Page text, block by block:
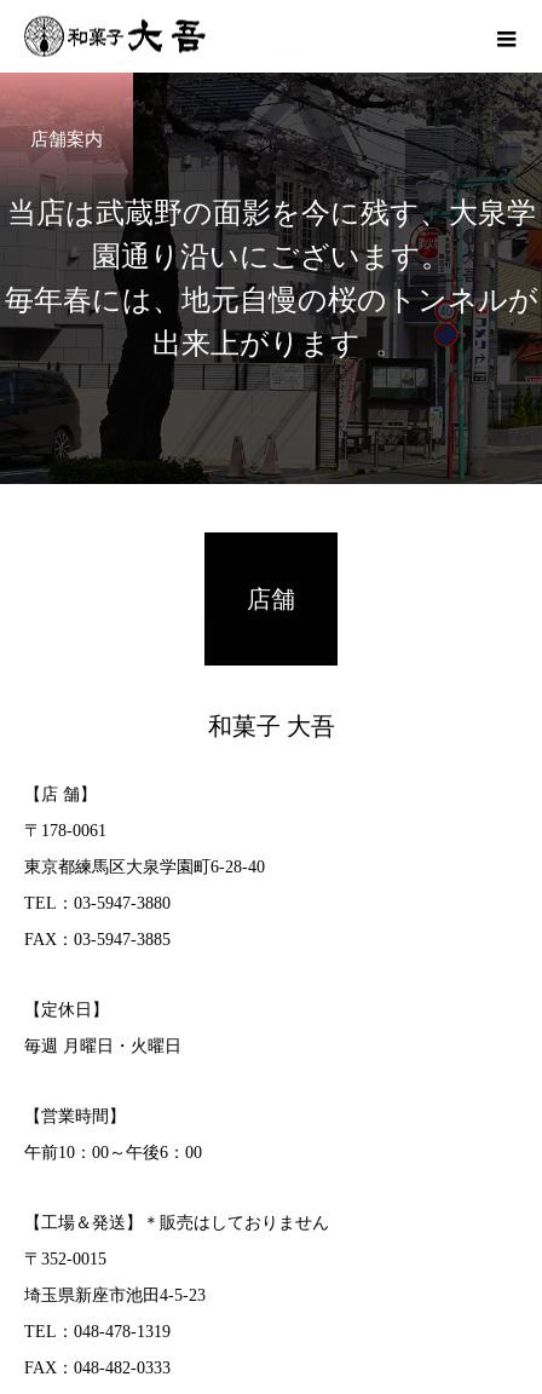
店舗案内
当 店は武蔵野の面影を今に残す、大泉学
園通 り沿いに ございま す。
毎年春には、地元自慢の桜のトンネルが
出来 上がります。
店舗
和菓子 大吾
【店 舗】
〒178-0061
東京都練馬区大泉学園町6-28-40
TEL：03-5947-3880
FAX：03-5947-3885
【定休日】
毎週 月曜日・火曜日
【営業時間】
午前10：00～午後6：00
【工場＆発送】＊販売はしておりません
〒352-0015
埼玉県新座市池田4-5-23
TEL：048-478-1319
FAX：048-482-0333